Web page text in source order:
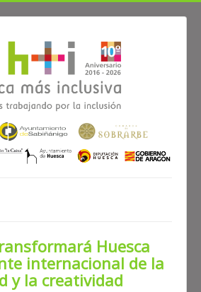
≡
Huesca
internacional de la
y la creatividad